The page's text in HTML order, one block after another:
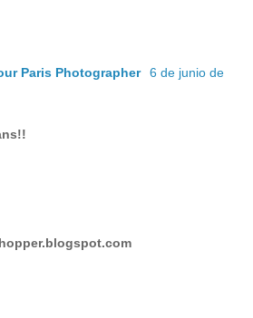
Paris Photographer 6 de junio de